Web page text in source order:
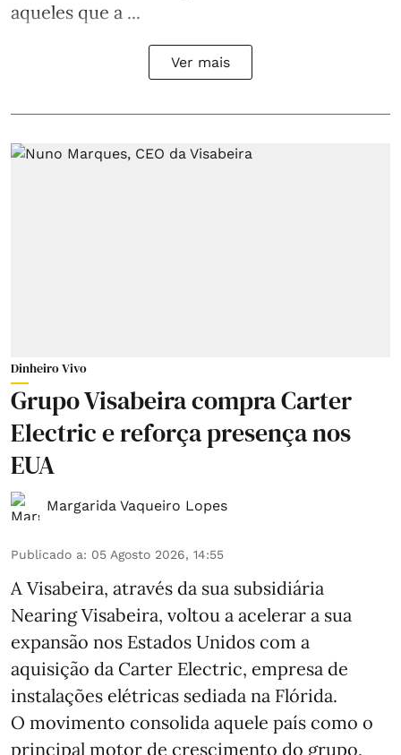
aqueles que a ...
Ver mais
Dinheiro Vivo
Grupo Visabeira compra Carter
Electric e reforça presença nos
EUA
Margarida Vaqueiro Lopes
Publicado a: 05 Agosto 2026, 14:55
A Visabeira, através da sua subsidiária
Nearing Visabeira, voltou a acelerar a sua
expansão nos Estados Unidos com a
aquisição da Carter Electric, empresa de
instalações elétricas sediada na Flórida.
O movimento consolida aquele país como o
principal motor de crescimento do grupo,